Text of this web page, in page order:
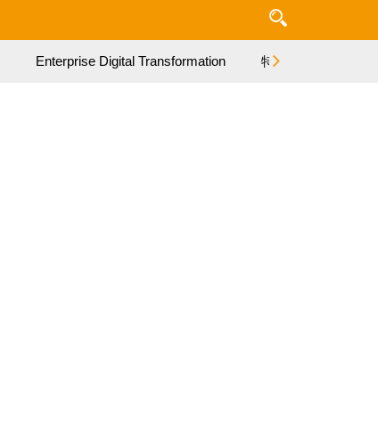
Enterprise Digital Transformation 特集